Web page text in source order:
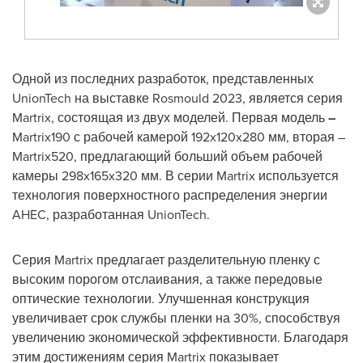
Одной из последних разработок, представленных
UnionTech на выставке Rosmould 2023, является серия
Martrix, состоящая из двух моделей. Первая модель–
Martrix190 с рабочей камерой 192x120x280 мм, вторая –
Martrix520, предлагающий больший объем рабочей
камеры 298x165x320 мм. В серии Martrix используется
технология поверхностного распределения энергии
AHEC, разработанная UnionTech.
Серия Martrix предлагает разделительную пленку с
высоким порогом отслаивания, а также передовые
оптические технологии. Улучшенная конструкция
увеличивает срок службы пленки на 30%, способствуя
увеличению экономической эффективности. Благодаря
этим достижениям серия Martrix показывает